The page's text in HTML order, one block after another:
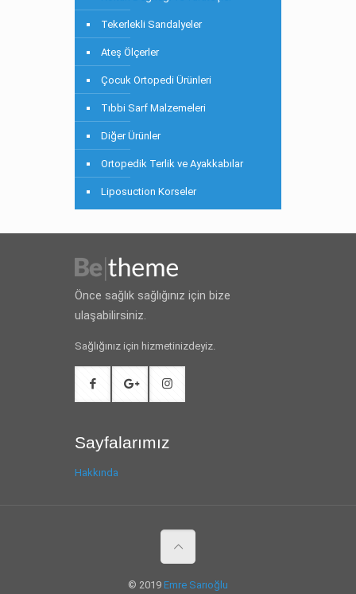
Tekerlekli Sandalyeler
Ateş Ölçerler
Çocuk Ortopedi Ürünleri
Tıbbi Sarf Malzemeleri
Diğer Ürünler
Ortopedik Terlik ve Ayakkabılar
Liposuction Korseler
Önce sağlık sağlığınız için bize
ulaşabilirsiniz.
Sağlığınız için hizmetinizdeyiz.
Sayfalarımız
Hakkında
© 2019 Emre Sarıoğlu